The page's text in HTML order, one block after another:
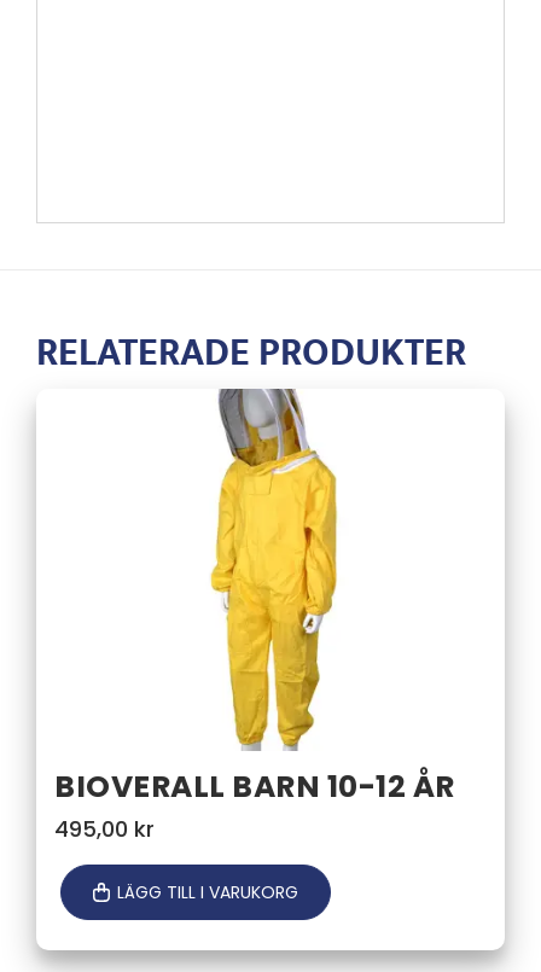
RELATERADE PRODUKTER
BIOVERALL BARN 10-12 ÅR
495,00 kr
LÄGG TILL I VARUKORG